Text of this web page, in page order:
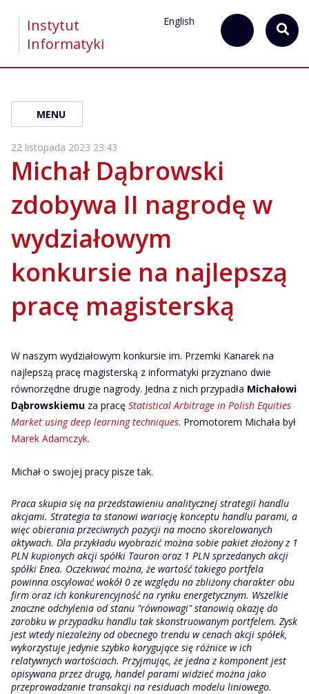
Instytut
Informatyki
English
MENU
22 listopada 2023 23:43
Michał Dąbrowski
zdobywa II nagrodę w
wydziałowym
konkursie na najlepszą
pracę magisterską
W naszym wydziałowym konkursie im. Przemki Kanarek na
najlepszą pracę magisterską z informatyki przyznano dwie
równorzędne drugie nagrody. Jedna z nich przypadła Michałowi
Dąbrowskiemu za pracę Statistical Arbitrage in Polish Equities
Market using deep learning techniques. Promotorem Michała był
Marek Adamczyk.
Michał o swojej pracy pisze tak.
Praca skupia się na przedstawieniu analitycznej strategii handlu
akcjami. Strategia ta stanowi wariację konceptu handlu parami, a
więc obierania przeciwnych pozycji na mocno skorelowanych
aktywach. Dla przykładu wyobrazić można sobie pakiet złożony z 1
PLN kupionych akcji spółki Tauron oraz 1 PLN sprzedanych akcji
spółki Enea. Oczekiwać można, że wartość takiego portfela
powinna oscylować wokół 0 ze względu na zbliżony charakter obu
firm oraz ich konkurencyjność na rynku energetycznym. Wszelkie
znaczne odchylenia od stanu "równowagi" stanowią okazję do
zarobku w przypadku handlu tak skonstruowanym portfelem. Zysk
jest wtedy niezależny od obecnego trendu w cenach akcji spółek,
wykorzystuje jedynie szybko korygujące się różnice w ich
relatywnych wartościach. Przyjmując, że jedna z komponent jest
opisywana przez drugą, handel parami widzieć można jako
przeprowadzanie transakcji na residuach modelu liniowego.